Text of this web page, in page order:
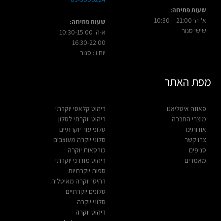
שעות פתיחה:
א'-ה' 21:00 – 10:30
שישי סגור
שעות פתיחה:
א-ה: 10:30-15:00
16:30-22:00
יום ו': סגור
מפת האתר
פאוזה איטליאנו
מוצרי החברה
אודותינו
צרו קשר
סניפים
מאמרים
ריהוט קלאסי יוקרתי
ריהוט יוקרתי לסלון
סלוני עור יוקרתיים
סלוני יוקרה מעוצבים
כורסאות יוקרה
ריהוט מודרני יוקרתי
ספות יוקרתיות
רהיטי יוקרה מאיטליה
סלונים יוקרתיים
סלוני יוקרה
ריהוט יוקרה